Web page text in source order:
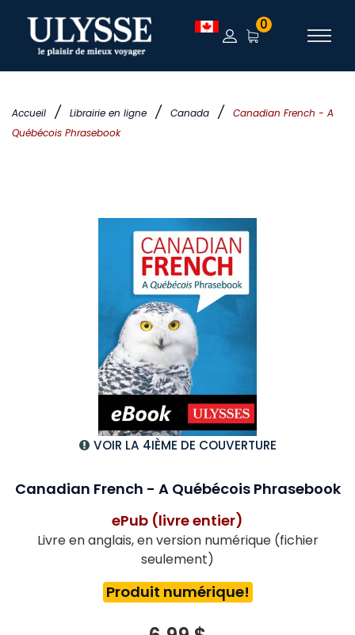
Accueil / Librairie en ligne / Canada /
Canadian French - A
Québécois Phrasebook
0
VOIR LA 4IÈME DE COUVERTURE
Canadian French - A Québécois Phrasebook
ePub (livre entier)
Livre en anglais, en version numérique (fichier
seulement)
Produit numérique!